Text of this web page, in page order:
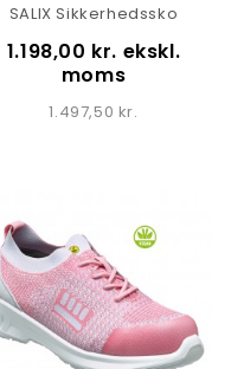
SALIX Sikkerhedssko
1.198,00 kr. ekskl.
moms
1.497,50 kr.